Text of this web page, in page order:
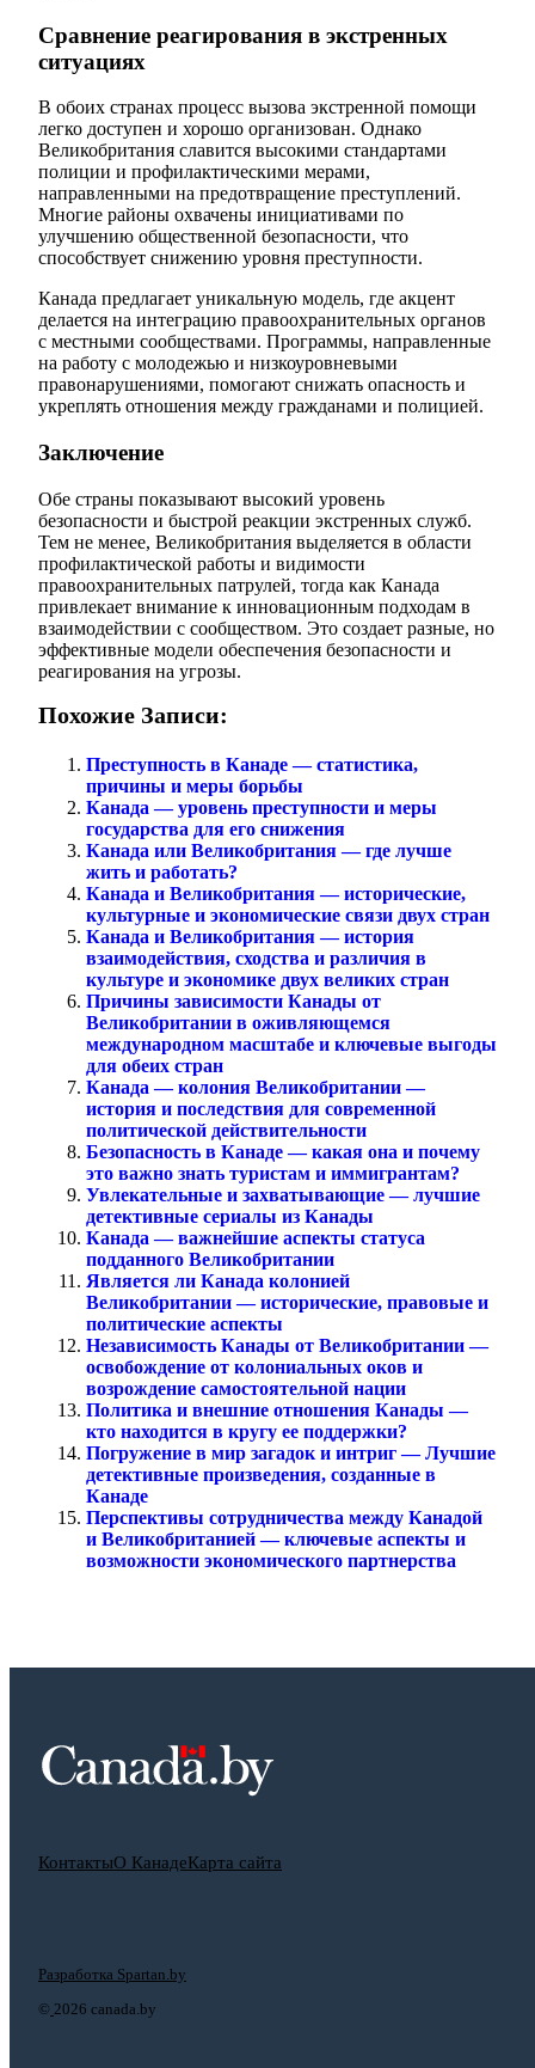
Сравнение реагирования в экстренных
ситуациях
В обоих странах процесс вызова экстренной помощи
легко доступен и хорошо организован. Однако
Великобритания славится высокими стандартами
полиции и профилактическими мерами,
направленными на предотвращение преступлений.
Многие районы охвачены инициативами по
улучшению общественной безопасности, что
способствует снижению уровня преступности.
Канада предлагает уникальную модель, где акцент
делается на интеграцию правоохранительных органов
с местными сообществами. Программы, направленные
на работу с молодежью и низкоуровневыми
правонарушениями, помогают снижать опасность и
укреплять отношения между гражданами и полицией.
Заключение
Обе страны показывают высокий уровень
безопасности и быстрой реакции экстренных служб.
Тем не менее, Великобритания выделяется в области
профилактической работы и видимости
правоохранительных патрулей, тогда как Канада
привлекает внимание к инновационным подходам в
взаимодействии с сообществом. Это создает разные, но
эффективные модели обеспечения безопасности и
реагирования на угрозы.
Похожие Записи:
Преступность в Канаде — статистика,
причины и меры борьбы
Канада — уровень преступности и меры
государства для его снижения
Канада или Великобритания — где лучше
жить и работать?
Канада и Великобритания — исторические,
культурные и экономические связи двух стран
Канада и Великобритания — история
взаимодействия, сходства и различия в
культуре и экономике двух великих стран
Причины зависимости Канады от
Великобритании в оживляющемся
международном масштабе и ключевые выгоды
для обеих стран
Канада — колония Великобритании —
история и последствия для современной
политической действительности
Безопасность в Канаде — какая она и почему
это важно знать туристам и иммигрантам?
Увлекательные и захватывающие — лучшие
детективные сериалы из Канады
Канада — важнейшие аспекты статуса
подданного Великобритании
Является ли Канада колонией
Великобритании — исторические, правовые и
политические аспекты
Независимость Канады от Великобритании —
освобождение от колониальных оков и
возрождение самостоятельной нации
Политика и внешние отношения Канады —
кто находится в кругу ее поддержки?
Погружение в мир загадок и интриг — Лучшие
детективные произведения, созданные в
Канаде
Перспективы сотрудничества между Канадой
и Великобританией — ключевые аспекты и
возможности экономического партнерства
КонтактыО КанадеКарта сайта
© 2026 canada.by
Разработка Spartan.by